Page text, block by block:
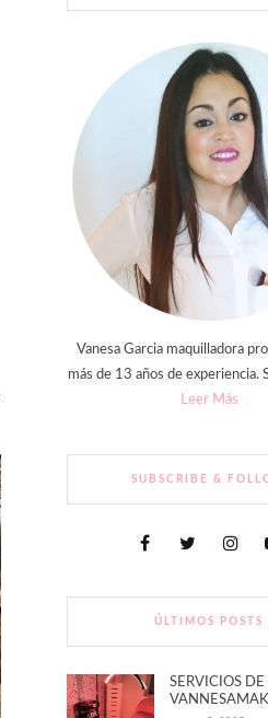
Vanesa Garcia maquilladora
más de 13 años de experiencia.
Leer Más
SUBSCRIBE &
ÚLTIMOS POSTS
SERVICIOS